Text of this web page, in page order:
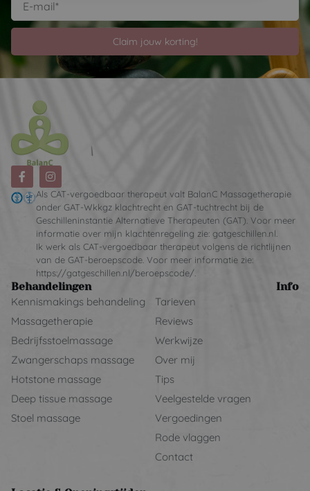
Claim jouw korting!
Als CAT-vergoedbaar therapeut valt BalanC Massagetherapie
onder GAT-Wkkgz klachtrecht en GAT-tuchtrecht bij de
Geschilleninstantie Alternatieve Therapeuten (GAT). Voor meer
informatie over mijn klachtenregeling zie: gatgeschillen.nl.
Ik werk als CAT-vergoedbaar therapeut volgens de richtlijnen
van de GAT-beroepscode. Voor meer informatie zie:
https://gatgeschillen.nl/beroepscode/.
Behandelingen
Kennismakings behandeling
Massagetherapie
Bedrijfsstoelmassage
Zwangerschaps massage
Hotstone massage
Deep tissue massage
Stoel massage
Info
Tarieven
Reviews
Werkwijze
Over mij
Tips
Veelgestelde vragen
Vergoedingen
Rode vlaggen
Contact